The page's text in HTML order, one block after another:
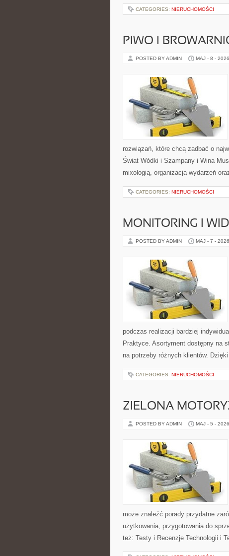
CATEGORIES: NIERUCHOMOŚCI
PIWO I
POSTED BY ADMIN MAJ - 8 - 2026
rozwiązań, które chcą zadbać o
Świat Wódki i Szampany i Wina
mixologią, organizacją wydarzeń
CATEGORIES: NIERUCHOMOŚCI
MONITORING I
POSTED BY ADMIN MAJ - 7 - 2026
podczas realizacji bardziej
Praktyce. Asortyment dostępny na
na potrzeby różnych klientów.
CATEGORIES: NIERUCHOMOŚCI
ZIELONA
POSTED BY ADMIN MAJ - 5 - 2026
może znaleźć porady przydatne
użytkowania, przygotowania do
też: Testy i Recenzje Technologii i